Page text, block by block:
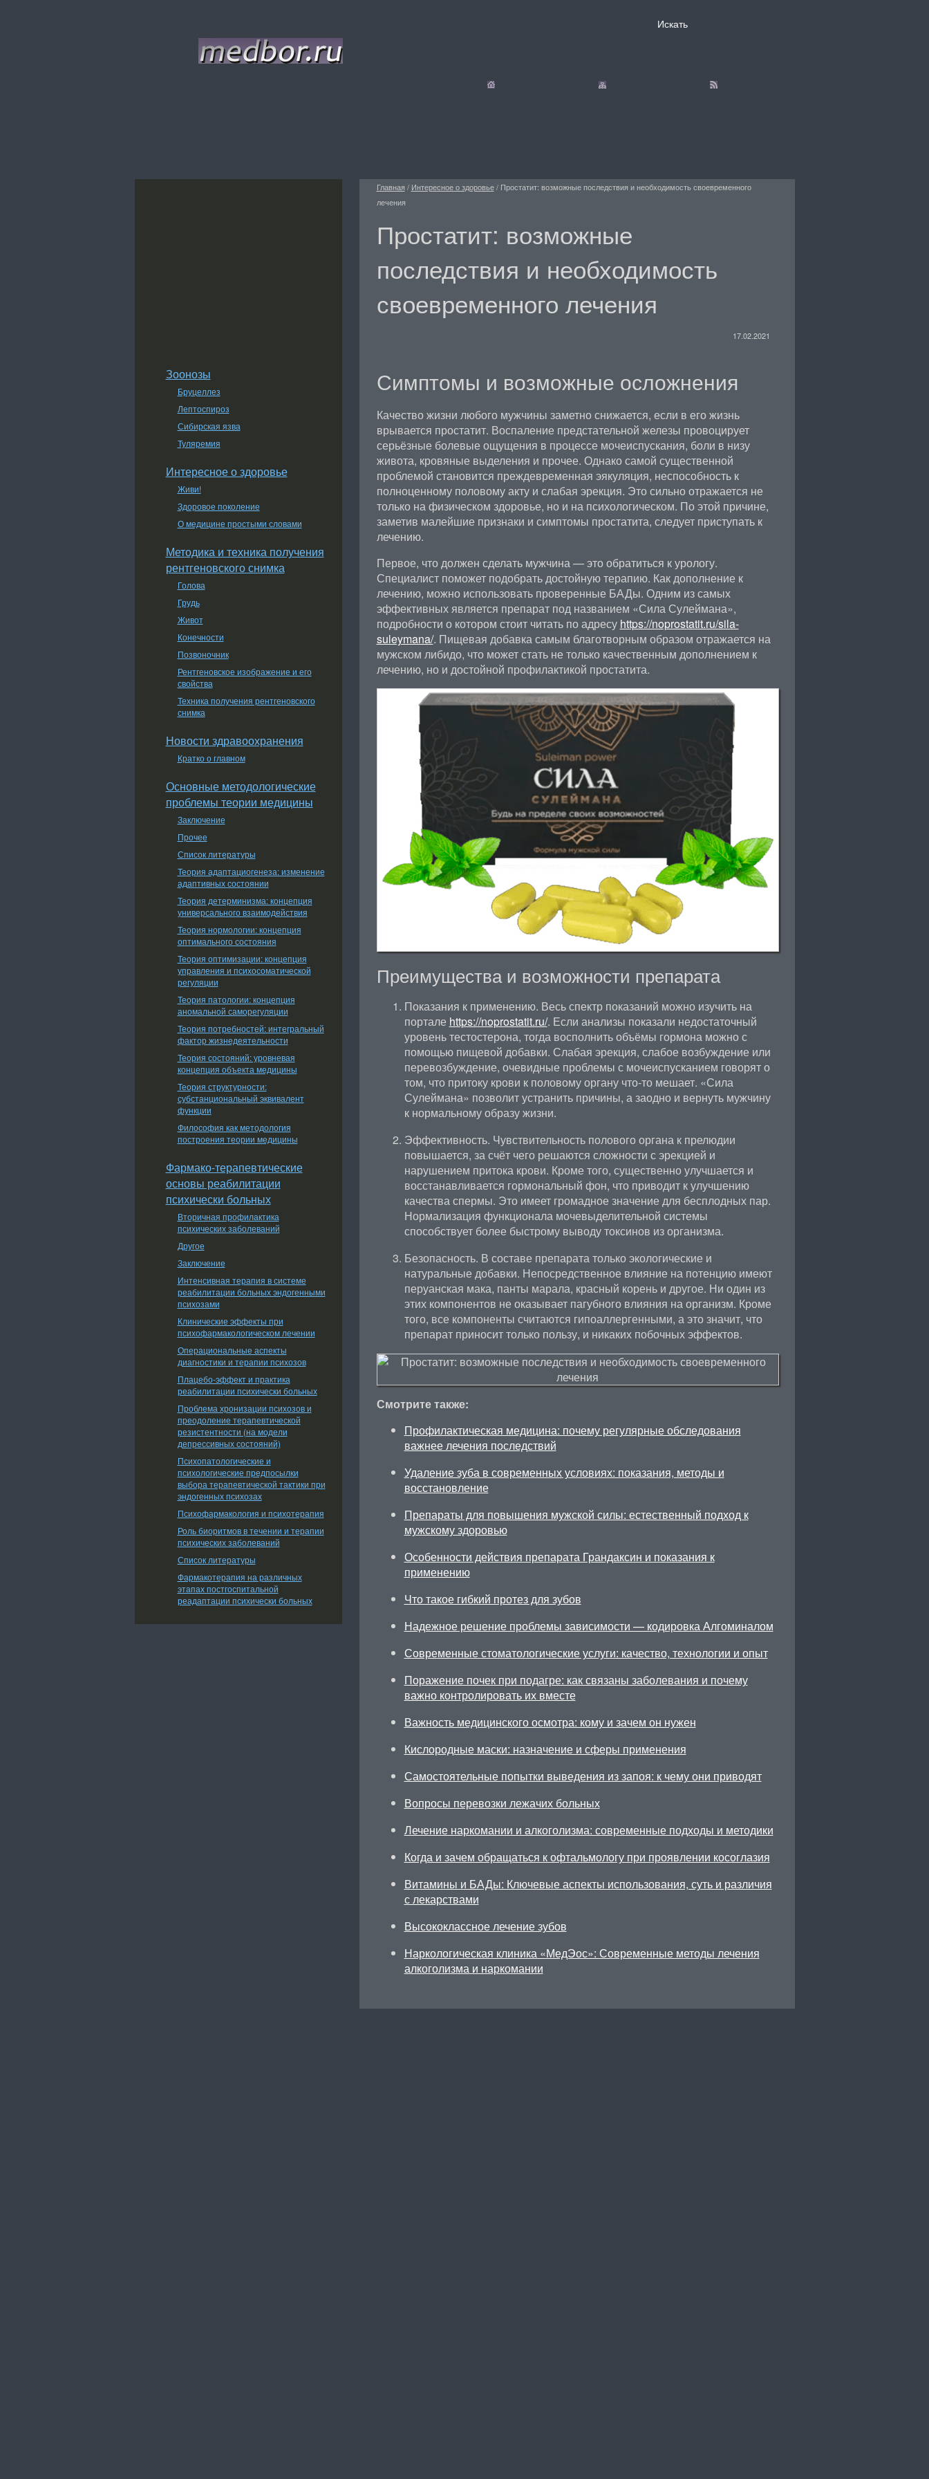
Главная / Интересное о здоровье/ Простатит: возможные последствия и необходимость своевременного
лечения
Простатит: возможные
последствия и необходимость
своевременного лечения
17.02.2021
Симптомы и возможные осложнения
Качество жизни любого мужчины заметно снижается, если в его жизнь
врывается простатит. Воспаление предстательной железы провоцирует
серьёзные болевые ощущения в процессе мочеиспускания, боли в низу
живота, кровяные выделения и прочее. Однако самой существенной
проблемой становится преждевременная эякуляция, неспособность к
полноценному половому акту и слабая эрекция. Это сильно отражается не
только на физическом здоровье, но и на психологическом. По этой причине,
заметив малейшие признаки и симптомы простатита, следует приступать к
лечению.
Первое, что должен сделать мужчина — это обратиться к урологу.
Специалист поможет подобрать достойную терапию. Как дополнение к
лечению, можно использовать проверенные БАДы. Одним из самых
эффективных является препарат под названием «Сила Сулеймана»,
подробности о котором стоит читать по адресу https://noprostatit.ru/sila-
suleymana/. Пищевая добавка самым благотворным образом отражается на
мужском либидо, что может стать не только качественным дополнением к
лечению, но и достойной профилактикой простатита.
Преимущества и возможности препарата
Показания к применению. Весь спектр показаний можно изучить на
портале https://noprostatit.ru/. Если анализы показали недостаточный
уровень тестостерона, тогда восполнить объёмы гормона можно с
помощью пищевой добавки. Слабая эрекция, слабое возбуждение или
перевозбуждение, очевидные проблемы с мочеиспусканием говорят о
том, что притоку крови к половому органу что-то мешает. «Сила
Сулеймана» позволит устранить причины, а заодно и вернуть мужчину
к нормальному образу жизни.
Эффективность. Чувствительность полового органа к прелюдии
повышается, за счёт чего решаются сложности с эрекцией и
нарушением притока крови. Кроме того, существенно улучшается и
восстанавливается гормональный фон, что приводит к улучшению
качества спермы. Это имеет громадное значение для бесплодных пар.
Нормализация функционала мочевыделительной системы
способствует более быстрому выводу токсинов из организма.
Безопасность. В составе препарата только экологические и
натуральные добавки. Непосредственное влияние на потенцию имеют
перуанская мака, панты марала, красный корень и другое. Ни один из
этих компонентов не оказывает пагубного влияния на организм. Кроме
того, все компоненты считаются гипоаллергенными, а это значит, что
препарат приносит только пользу, и никаких побочных эффектов.
Смотрите также:
Профилактическая медицина: почему регулярные обследования
важнее лечения последствий
Удаление зуба в современных условиях: показания, методы и
восстановление
Препараты для повышения мужской силы: естественный подход к
мужскому здоровью
Особенности действия препарата Грандаксин и показания к
применению
Что такое гибкий протез для зубов
Надежное решение проблемы зависимости — кодировка Алгоминалом
Современные стоматологические услуги: качество, технологии и опыт
Поражение почек при подагре: как связаны заболевания и почему
важно контролировать их вместе
Важность медицинского осмотра: кому и зачем он нужен
Кислородные маски: назначение и сферы применения
Самостоятельные попытки выведения из запоя: к чему они приводят
Вопросы перевозки лежачих больных
Лечение наркомании и алкоголизма: современные подходы и методики
Когда и зачем обращаться к офтальмологу при проявлении косоглазия
Витамины и БАДы: Ключевые аспекты использования, суть и различия
с лекарствами
Высококлассное лечение зубов
Наркологическая клиника «МедЭос»: Современные методы лечения
алкоголизма и наркомании
Зоонозы
Бруцеллез
Лептоспироз
Сибирская язва
Туляремия
Интересное о здоровье
Живи!
Здоровое поколение
О медицине простыми словами
Методика и техника получения
рентгеновского снимка
Голова
Грудь
Живот
Конечности
Позвоночник
Рентгеновское изображение и его
свойства
Техника получения рентгеновского
снимка
Новости здравоохранения
Кратко о главном
Основные методологические
проблемы теории медицины
Заключение
Прочее
Список литературы
Теория адаптациогенеза: изменение
адаптивных состоянии
Теория детерминизма: концепция
универсального взаимодействия
Теория нормологии: концепция
оптимального состояния
Теория оптимизации: концепция
управления и психосоматической
регуляции
Теория патологии: концепция
аномальной саморегуляции
Теория потребностей: интегральный
фактор жизнедеятельности
Теория состояний: уровневая
концепция объекта медицины
Теория структурности:
субстанциональный эквивалент
функции
Философия как методология
построения теории медицины
Фармако-терапевтические
основы реабилитации
психически больных
Вторичная профилактика
психических заболеваний
Другое
Заключение
Интенсивная терапия в системе
реабилитации больных эндогенными
психозами
Клинические эффекты при
психофармакологическом лечении
Операциональные аспекты
диагностики и терапии психозов
Плацебо-эффект и практика
реабилитации психически больных
Проблема хронизации психозов и
преодоление терапевтической
резистентности (на модели
депрессивных состояний)
Психопатологические и
психологические предпосылки
выбора терапевтической тактики при
эндогенных психозах
Психофармакология и психотерапия
Роль биоритмов в течении и терапии
психических заболеваний
Список литературы
Фармакотерапия на различных
этапах постгоспитальной
реадаптации психически больных